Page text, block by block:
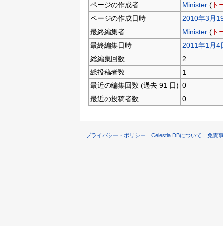
ページの作成者 Minister (ト
ページの作成日時
2010年3月
最終編集者
Minister (ト
最終編集日時
2011年1月4
総編集回数
2
総投稿者数
1
最近の編集回数 (過去 91 日) 0
最近の投稿者数
0
プライバシー・ポリシー Celestia DBについて 免責